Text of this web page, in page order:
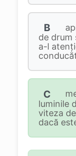
B
de drum
a-l
C
luminile
viteza
dacă